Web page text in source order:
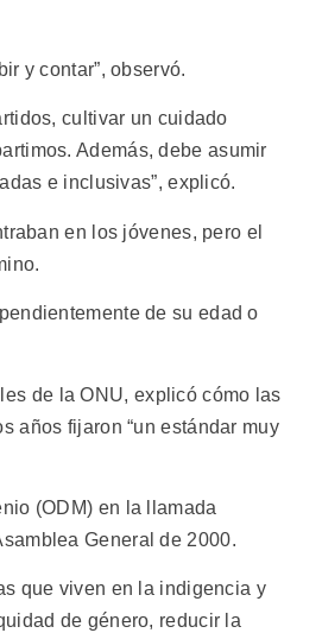
y contar”, observó.
cultivar un cuidado
Además, debe asumir
e inclusivas”, explicó.
en los jóvenes, pero el
de su edad o
de la ONU, explicó cómo las
años fijaron “un estándar muy
(ODM) en la llamada
General de 2000.
que viven en la indigencia y
de género, reducir la